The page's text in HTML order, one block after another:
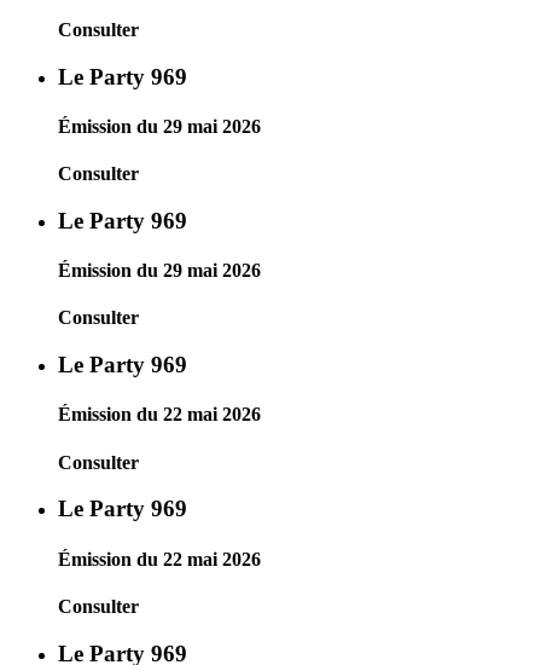
Consulter
Le Party 969
Émission du 29 mai 2026
Consulter
Le Party 969
Émission du 29 mai 2026
Consulter
Le Party 969
Émission du 22 mai 2026
Consulter
Le Party 969
Émission du 22 mai 2026
Consulter
Le Party 969